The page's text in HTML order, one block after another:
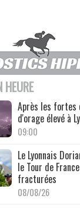
HEURE
Après les fortes
d'orage élevé à
09:00
Le Lyonnais
le Tour de
fracturées
08/08/26